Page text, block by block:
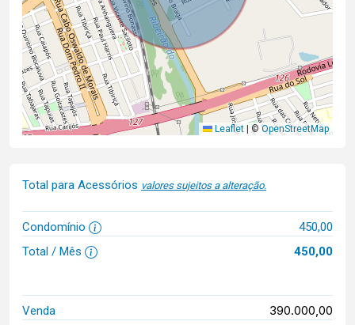
Leaflet ©OpenStreetMap
Total para Acessórios valores sujeitos a alteração.
Condomínio
450,00
Total / Mês
450,00
Venda 390.000,00